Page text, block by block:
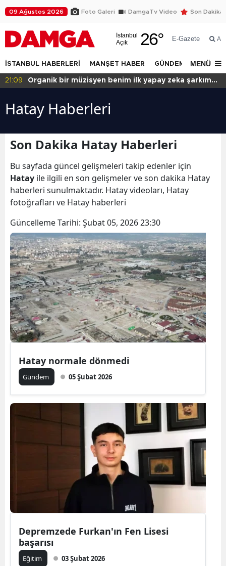
09 Ağustos 2026 Foto Galeri DamgaTv Video Son Dakika
İstanbul
Açık
26° E-Gazete Ara
İSTANBUL HABERLERİ MANŞET HABER GÜNDEM DÜNYA
MENÜ
21:09
Organik bir müzisyen benim ilk yapay zeka şarkım
Hatay Haberleri
Son Dakika Hatay Haberleri
Bu sayfada güncel gelişmeleri takip edenler için
Hatay ile ilgili en son gelişmeler ve son dakika Hatay
haberleri sunulmaktadır. Hatay videoları, Hatay
fotoğrafları ve Hatay haberleri
Güncelleme Tarihi: Şubat 05, 2026 23:30
Hatay normale dönmedi
Gündem 05 Şubat 2026
Depremzede Furkan'ın Fen Lisesi
başarısı
Eğitim 03 Şubat 2026